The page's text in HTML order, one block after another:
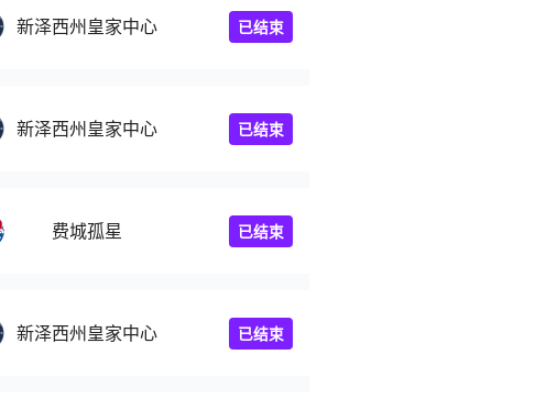
新泽西州皇家中心 已结束
新泽西州皇家中心 已结束
费城孤星 已结束
新泽西州皇家中心 已结束